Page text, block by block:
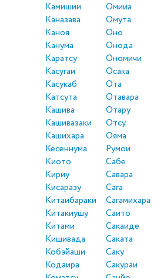
Камишии
Каназава
Каноя
Канума
Каратсу
Касугаи
Касукаб
Катсута
Кашива
Кашивазаки
Кашихара
Кесеннума
Киото
Кириу
Кисаразу
Китаибараки
Китакиушу
Китами
Кишивада
Кобэйаши
Кодаира
Омииа
Омута
Оно
Онода
Ономичи
Осака
Ота
Отавара
Отару
Отсу
Ояма
Румои
Сабе
Савара
Сага
Сагамихара
Саито
Сакаиде
Саката
Саку
Сакураи